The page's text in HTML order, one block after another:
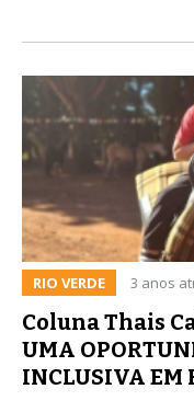
RIO VERDE 3 anos
Coluna Thais
UMA
INCLUSIVA EM